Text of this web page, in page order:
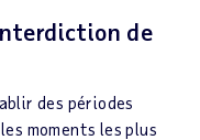
de
des périodes
moments les plus